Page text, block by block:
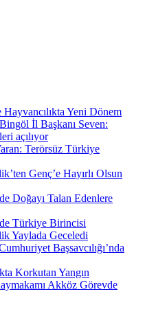
Hayvancılıkta Yeni Dönem
İl Başkanı Seven:
açılıyor
Terörsüz Türkiye
Genç’e Hayırlı Olsun
Doğayı Talan Edenlere
Türkiye Birincisi
Yaylada Geceledi
Başsavcılığı’nda
Korkutan Yangın
Akköz Görevde